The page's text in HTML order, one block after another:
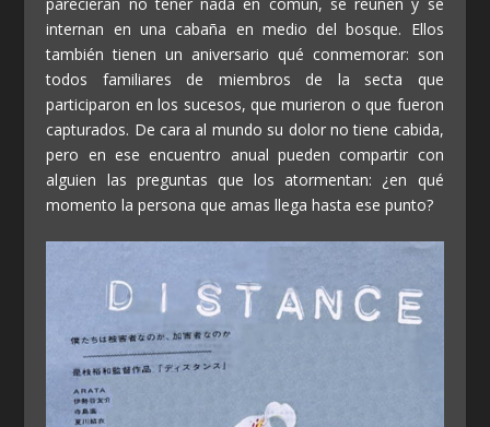
internan en una cabaña en medio del bosque. Ellos
también tienen un aniversario qué conmemorar: son
todos familiares de miembros de la secta que
participaron en los sucesos, que murieron o que fueron
capturados. De cara al mundo su dolor no tiene cabida,
pero en ese encuentro anual pueden compartir con
alguien las preguntas que los atormentan: ¿en qué
momento la persona que amas llega hasta ese punto?